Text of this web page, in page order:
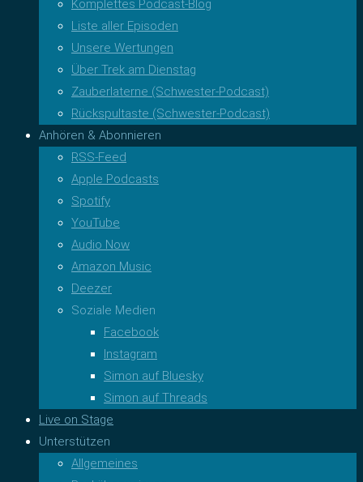
Komplettes Podcast-Blog
Liste aller Episoden
Unsere Wertungen
Über Trek am Dienstag
Zauberlaterne (Schwester-Podcast)
Rückspultaste (Schwester-Podcast)
Anhören & Abonnieren
RSS-Feed
Apple Podcasts
Spotify
YouTube
Audio Now
Amazon Music
Deezer
Soziale Medien
Facebook
Instagram
Simon auf Bluesky
Simon auf Threads
Live on Stage
Unterstützen
Allgemeines